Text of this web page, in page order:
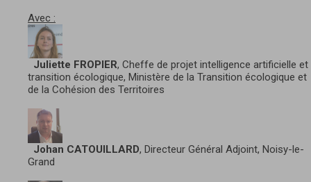
Avec :
Juliette FROPIER, Cheffe de projet intelligence artificielle et
transition écologique, Ministère de la Transition écologique et
de la Cohésion des Territoires
Johan CATOUILLARD, Directeur Général Adjoint, Noisy-le-
Grand